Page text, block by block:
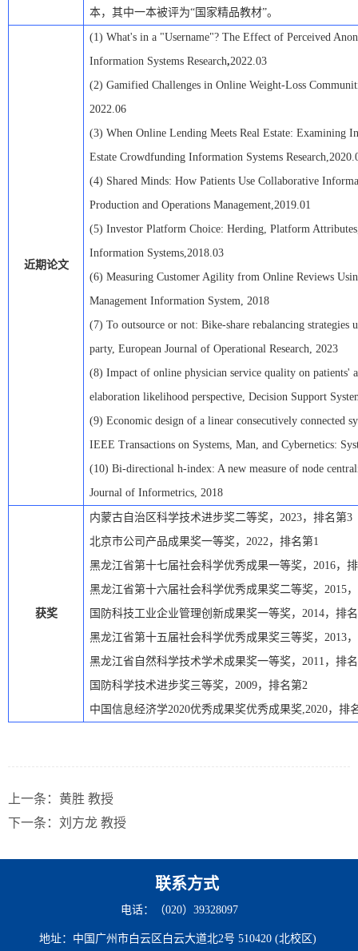
本，其中一本被评为“国家精品教材”。
近期论文
(1) What's in a "Username"? The Effect of Perceived
Information Systems Research,2022.03
(2) Gamified Challenges in Online Weight-Loss
2022.06
(3) When Online Lending Meets Real Estate: Examining
Estate Crowdfunding Information Systems Research,
(4) Shared Minds: How Patients Use Collaborative
Production and Operations Management,2019.01
(5) Investor Platform Choice: Herding, Platform
Information Systems,2018.03
(6) Measuring Customer Agility from Online Reviews
Management Information System, 2018
(7) To outsource or not: Bike-share rebalancing
party, European Journal of Operational Research, 2023
(8) Impact of online physician service quality on patients'
elaboration likelihood perspective, Decision Support
(9) Economic design of a linear consecutively connected
IEEE Transactions on Systems, Man, and Cybernetics:
(10) Bi-directional h-index: A new measure of node
Journal of Informetrics, 2018
获奖
内蒙古自治区科学技术进步奖二等奖， 2023，排名第3
北京市公司产品成果奖一等奖， 2022，排名第1
黑龙江省第十七届社会科学优秀成果一等奖， 2016，
黑龙江省第十六届社会科学优秀成果奖二等奖， 2015
国防科技工业企业管理创新成果奖一等奖， 2014，排
黑龙江省第十五届社会科学优秀成果奖三等奖， 2013
黑龙江省自然科学技术学术成果奖一等奖， 2011，排
国防科学技术进步奖三等奖， 2009，排名第2
中国信息经济学2020优秀成果奖优秀成果奖,2020，排
上一条： 黄胜 教授
下一条： 刘方龙 教授
联系方式
电话：（020）39328097
地址：中国广州市白云区白云大道北2号 510420 (北校区)